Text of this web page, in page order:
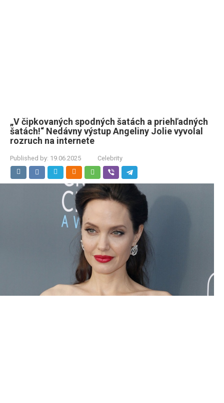
„V čipkovaných spodných šatách a priehľadných
šatách!“ Nedávny výstup Angeliny Jolie vyvolal
rozruch na internete
Published by: 19.06.2025 Celebrity